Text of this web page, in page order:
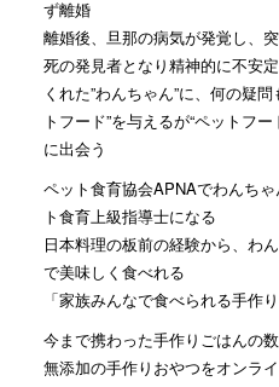
ず離婚
離婚後、旦那の病気が発覚し、
死の発見者となり精神的に不安
くれた”わんちゃん”に、何の疑
トフード”を与えるが“ペットフ
に出会う
ペット食育協会APNAでわんち
ト食育上級指導士になる
日本料理の板前の経験から、わ
で美味しく食べれる
「家族みんなで食べられる手作
今まで携わった手作りごはんの
無添加の手作りおやつをオンラ